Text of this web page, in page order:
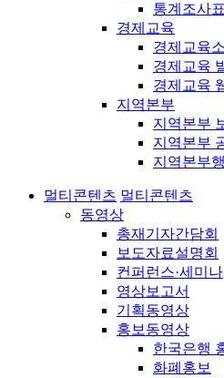
통계조사표
경제교육
경제교육
경제교육
경제교육
지역본부
지역본부
지역본부
지역본부
멀티콘텐츠 멀티콘텐츠
동영상
총재기자간담회
보도자료설명회
컨퍼런스·세미나
영상보고서
기획동영상
홍보동영상
한국은행
화폐홍보